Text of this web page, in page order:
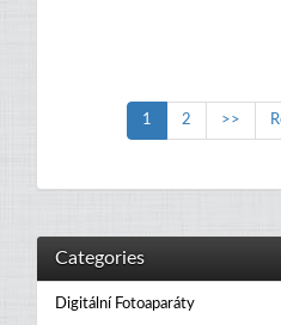
1 2 >>
Categories
Digitální Fotoaparáty